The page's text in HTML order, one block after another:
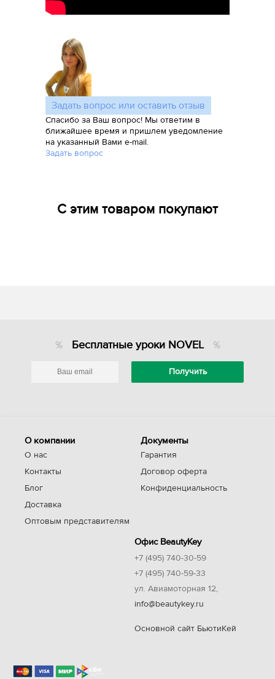
Задать вопрос или оставить отзыв
Спасибо за Ваш вопрос! Мы ответим в
ближайшее время и пришлем уведомление
на указанный Вами e-mail.
Задать вопрос
С этим товаром покупают
Бесплатные уроки NOVEL
О компании
О нас
Контакты
Блог
Доставка
Оптовым представителям
Документы
Гарантия
Договор оферта
Конфиденциальность
Офис BeautyKey
+7 (495) 740-30-59
+7 (495) 740-59-33
ул. Авиамоторная 12,
info@beautykey.ru
Основной сайт БьютиКей